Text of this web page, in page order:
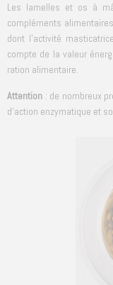
Les lamelles et os à
compléments
dont l’activité
compte de la valeur
ration alimentaire.
Attention : de nombreux
d’action enzymatique et